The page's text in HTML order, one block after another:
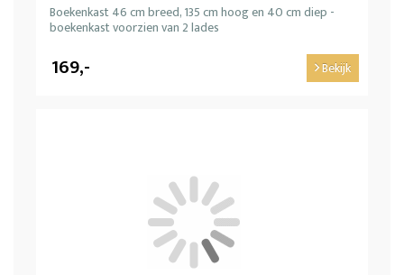
Boekenkast 46 cm breed, 135 cm hoog en 40 cm diep -
boekenkast voorzien van 2 lades
169,- Bekijk